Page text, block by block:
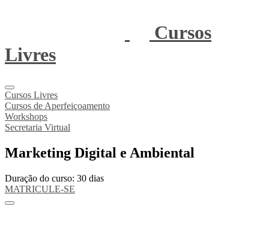
Cursos
Livres
Cursos Livres
Cursos de Aperfeiçoamento
Workshops
Secretaria Virtual
Marketing Digital e Ambiental
Duração do curso: 30 dias
MATRICULE-SE